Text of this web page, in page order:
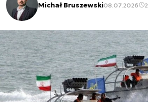
Michał Bruszewski08.07.2026